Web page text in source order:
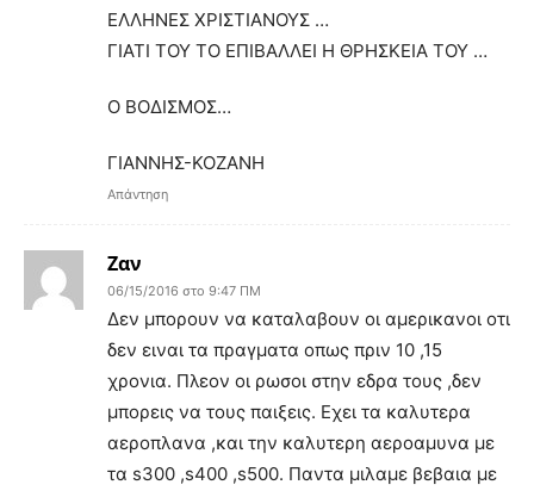
ΕΛΛΗΝΕΣ ΧΡΙΣΤΙΑΝΟΥΣ …
ΓΙΑΤΙ ΤΟΥ ΤΟ ΕΠΙΒΑΛΛΕΙ Η ΘΡΗΣΚΕΙΑ ΤΟΥ …
Ο ΒΟΔΙΣΜΟΣ…
ΓΙΑΝΝΗΣ-ΚΟΖΑΝΗ
Απάντηση
Ζαν
06/15/2016 στο 9:47 ΠΜ
Δεν μπορουν να καταλαβουν οι αμερικανοι οτι
δεν ειναι τα πραγματα οπως πριν 10 ,15
χρονια. Πλεον οι ρωσοι στην εδρα τους ,δεν
μπορεις να τους παιξεις. Εχει τα καλυτερα
αεροπλανα ,και την καλυτερη αεροαμυνα με
τα s300 ,s400 ,s500. Παντα μιλαμε βεβαια με